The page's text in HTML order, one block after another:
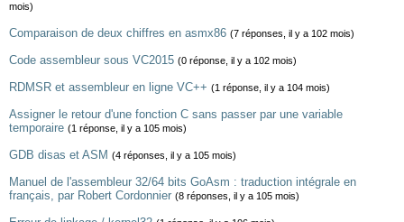
mois)
Comparaison de deux chiffres en asmx86 (7 réponses, il y a 102 mois)
Code assembleur sous VC2015 (0 réponse, il y a 102 mois)
RDMSR et assembleur en ligne VC++ (1 réponse, il y a 104 mois)
Assigner le retour d'une fonction C sans passer par une variable
temporaire (1 réponse, il y a 105 mois)
GDB disas et ASM (4 réponses, il y a 105 mois)
Manuel de l'assembleur 32/64 bits GoAsm : traduction intégrale en
français, par Robert Cordonnier (8 réponses, il y a 105 mois)